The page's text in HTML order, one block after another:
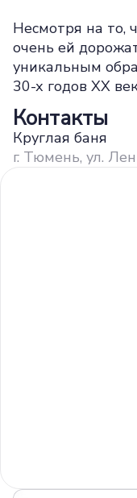
Несмотря на то,
очень ей
уникальным
30-х годов ХХ
Контакты
Круглая баня
г. Тюмень, ул.